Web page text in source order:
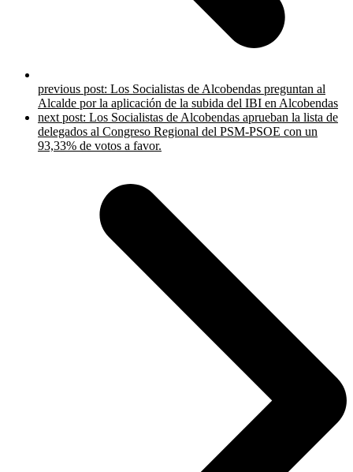
previous post: Los Socialistas de Alcobendas preguntan al
Alcalde por la aplicación de la subida del IBI en Alcobendas
next post: Los Socialistas de Alcobendas aprueban la lista de
delegados al Congreso Regional del PSM-PSOE con un
93,33% de votos a favor.